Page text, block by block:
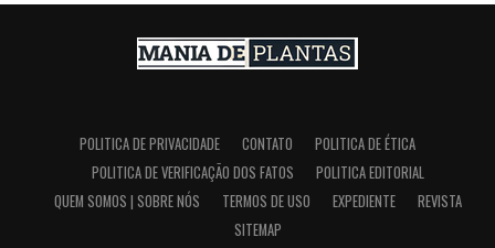
POLITICA DE PRIVACIDADE CONTATO
POLITICA DE ÉTICA
POLITICA DE VERIFICAÇÃO DOS FATOS
POLITICA EDITORIAL
QUEM SOMOS | SOBRE NÓS
TERMOS DE USO EXPEDIENTE
REVISTA
SITEMAP